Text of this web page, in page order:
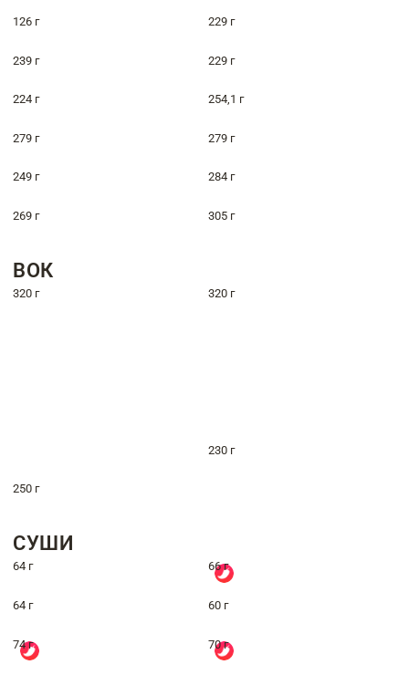
126 г 229 г
239 г 229 г
224 г 254,1 г
279 г 279 г
249 г 284 г
269 г 305 г
ВОК
320 г 320 г
230 г
250 г
СУШИ
64 г 66 г
64 г 60 г
74 г 70 г